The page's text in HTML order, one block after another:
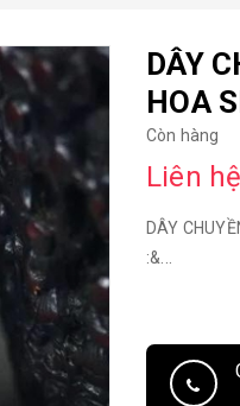
DÂY
HOA
Còn hàng
Liên hệ
DÂY
:&...